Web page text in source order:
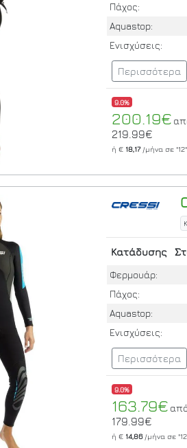
Πάχος:
Aquastop:
Ενισχύσεις:
Περισσότερα
9.0%
200.19€
219.99€
ή € 18,17/μήνα σε "12"
Κατάδυσης
Φερμουάρ:
Πάχος:
Aquastop:
Ενισχύσεις:
Περισσότερα
9.0%
163.79€ από
179.99€
ή € 14,86/μήνα σε